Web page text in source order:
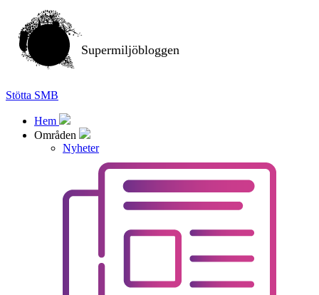
Supermiljöbloggen
Stötta SMB
Hem
Områden
Nyheter